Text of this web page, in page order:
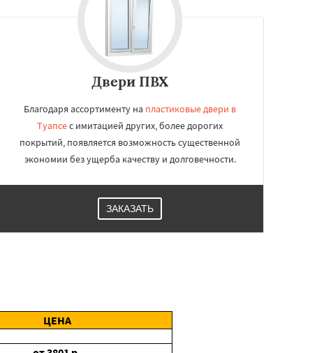
Двери ПВХ
Благодаря ассортименту на пластиковые двери в
Туапсес имитацией других, более дорогих
покрытий, появляется возможность существенной
экономии без ущерба качеству и долговечности.
ЗАКАЗАТЬ
ЦЕНА